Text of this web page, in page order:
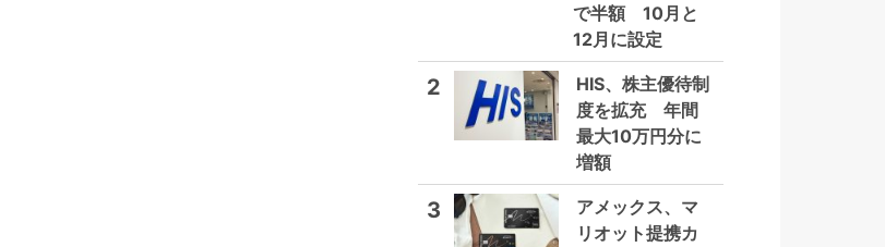
で半額 10月と
12月に設定
2
HIS、株主優待制
度を拡充 年間
最大10万円分に
増額
3
アメックス、マ
リオット提携カ